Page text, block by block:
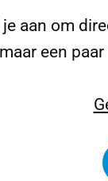
aan om
een